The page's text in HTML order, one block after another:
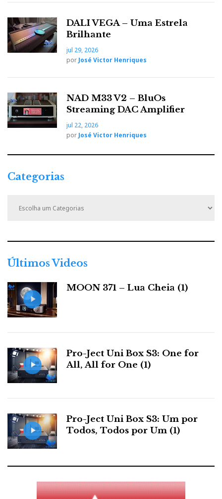
DALI VEGA – Uma Estrela
Brilhante
jul 29, 2026
por José Victor Henriques
NAD M33 V2 – BluOs
Streaming DAC Amplifier
jul 22, 2026
por José Victor Henriques
Categorias
r
i
s
Últimos Videos
MOON 371 – Lua Cheia (1)
Pro-Ject Uni Box S3: One for
All, All for One (1)
Pro-Ject Uni Box S3: Um por
Todos, Todos por Um (1)